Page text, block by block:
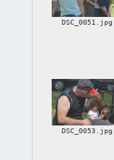
DSC_0051.jpg
DSC_0053.jpg